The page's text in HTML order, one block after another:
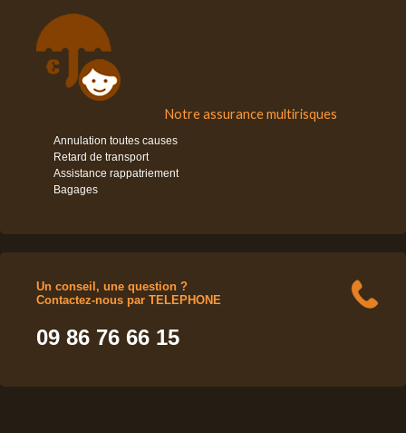
Notre assurance multirisques
Annulation toutes causes
Retard de transport
Assistance rappatriement
Bagages
Un conseil, une question ?
Contactez-nous par TELEPHONE
09 86 76 66 15